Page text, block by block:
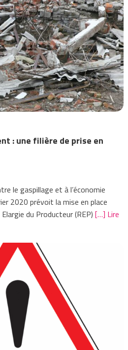
: une filière de prise en
le gaspillage et à l’économie
2020 prévoit la mise en place
du Producteur (REP)[…] Lire